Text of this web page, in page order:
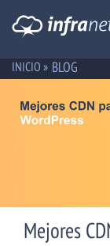
INICIO » BLOG
Mejores